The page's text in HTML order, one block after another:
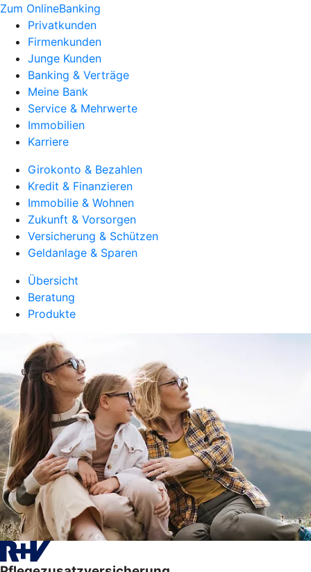
Zum OnlineBanking
Privatkunden
Firmenkunden
Junge Kunden
Banking & Verträge
Meine Bank
Service & Mehrwerte
Immobilien
Karriere
Girokonto & Bezahlen
Kredit & Finanzieren
Immobilie & Wohnen
Zukunft & Vorsorgen
Versicherung & Schützen
Geldanlage & Sparen
Übersicht
Beratung
Produkte